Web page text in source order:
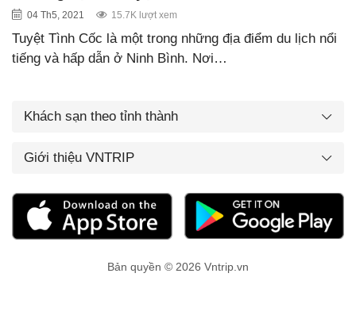
04 Th5, 2021 15.7K lượt xem
Tuyệt Tình Cốc là một trong những địa điểm du lịch nổi
tiếng và hấp dẫn ở Ninh Bình. Nơi…
Khách sạn theo tỉnh thành
Giới thiệu VNTRIP
Bản quyền © 2026 Vntrip.vn